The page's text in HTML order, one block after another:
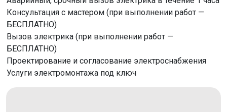
Консультация с мастером (при выполнении работ —
БЕСПЛАТНО)
Вызов электрика (при выполнении работ —
БЕСПЛАТНО)
Проектирование и согласование электроснабжения
Услуги электромонтажа под ключ